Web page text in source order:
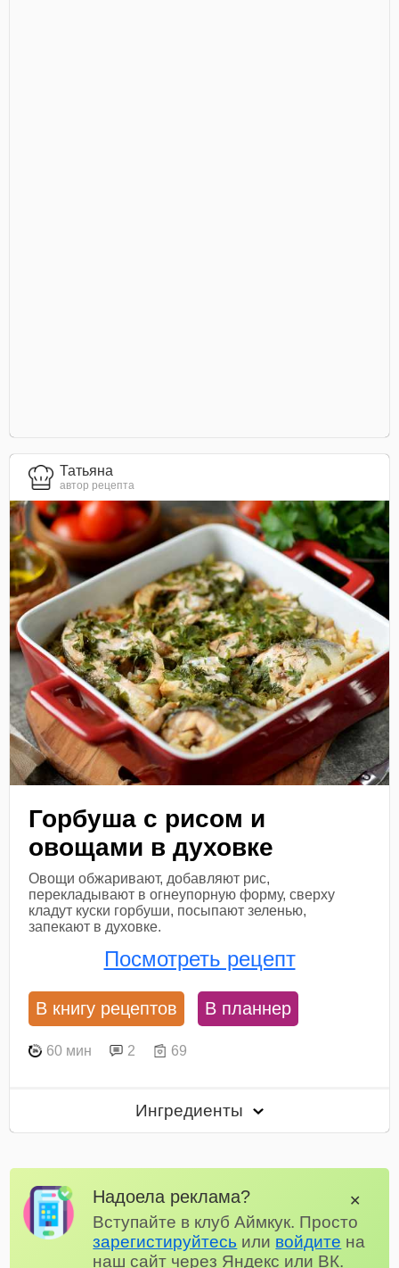
Татьяна
автор рецепта
Горбуша с рисом и
овощами в духовке
Овощи обжаривают, добавляют рис,
перекладывают в огнеупорную форму, сверху
кладут куски горбуши, посыпают зеленью,
запекают в духовке.
Посмотреть рецепт
В книгу рецептов В планнер
60 мин 2 69
Ингредиенты
Надоела реклама?
Вступайте в клуб Аймкук. Просто
зарегистируйтесь или войдите на
наш сайт через Яндекс или ВК.
✕